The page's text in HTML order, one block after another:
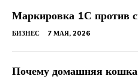
Маркировка 1С против
БИЗНЕС 7 МАЯ, 2026
Почему домашняя кошка